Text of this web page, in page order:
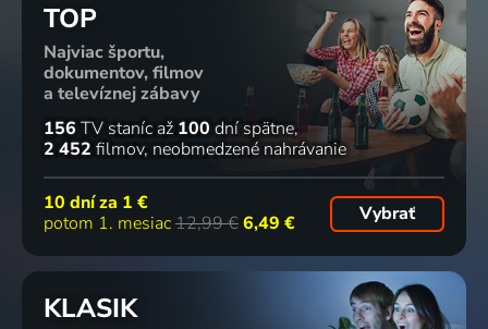
TOP
Najviac športu,
dokumentov, filmov
a televíznej zábavy
156 TV staníc až 100 dní spätne
2 452 filmov neobmedzené nahrávanie
10 dní za 1 €
potom 1. mesiac12,99 €6,49 € Vybrať
KLASIK